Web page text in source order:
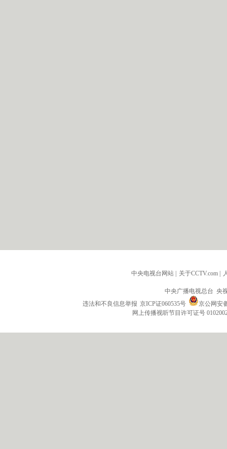
中央电视台网站 | 关于CCTV.com |
中央广播电视总台 央
违法和不良信息举报 京ICP证060535号
京公网安
网上传播视听节目许可证号